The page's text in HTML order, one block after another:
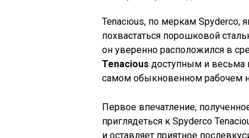
Tenacious, по меркам
похвастаться порошковой
он уверенно расположился в
Tenacious доступным и весьма
самом обыкновенном рабочем
Первое впечатление,
приглядеться к Spyderco
и оставляет приятное